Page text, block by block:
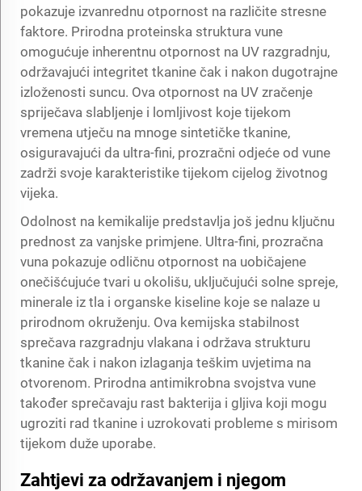
pokazuje izvanrednu otpornost na različite stresne
faktore. Prirodna proteinska struktura vune
omogućuje inherentnu otpornost na UV razgradnju,
održavajući integritet tkanine čak i nakon dugotrajne
izloženosti suncu. Ova otpornost na UV zračenje
spriječava slabljenje i lomljivost koje tijekom
vremena utječu na mnoge sintetičke tkanine,
osiguravajući da ultra-fini, prozračni odjeće od vune
zadrži svoje karakteristike tijekom cijelog životnog
vijeka.
Odolnost na kemikalije predstavlja još jednu ključnu
prednost za vanjske primjene. Ultra-fini, prozračna
vuna pokazuje odličnu otpornost na uobičajene
onečišćujuće tvari u okolišu, uključujući solne spreje,
minerale iz tla i organske kiseline koje se nalaze u
prirodnom okruženju. Ova kemijska stabilnost
sprečava razgradnju vlakana i održava strukturu
tkanine čak i nakon izlaganja teškim uvjetima na
otvorenom. Prirodna antimikrobna svojstva vune
također sprečavaju rast bakterija i gljiva koji mogu
ugroziti rad tkanine i uzrokovati probleme s mirisom
tijekom duže uporabe.
Zahtjevi za održavanjem i njegom